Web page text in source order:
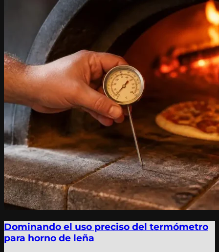
Dominando el uso preciso del termómetro
para horno de leña